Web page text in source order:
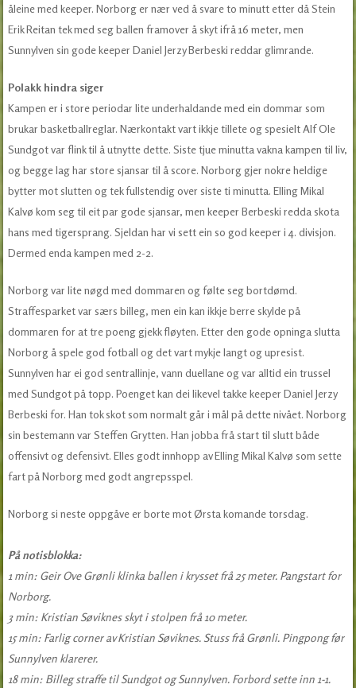
åleine med keeper. Norborg er nær ved å svare to minutt etter då Stein
Erik Reitan tek med seg ballen framover å skyt ifrå 16 meter, men
Sunnylven sin gode keeper Daniel Jerzy Berbeski reddar glimrande.
Polakk hindra siger
Kampen er i store periodar lite underhaldande med ein dommar som
brukar basketballreglar. Nærkontakt vart ikkje tillete og spesielt Alf Ole
Sundgot var flink til å utnytte dette. Siste tjue minutta vakna kampen til liv,
og begge lag har store sjansar til å score. Norborg gjer nokre heldige
bytter mot slutten og tek fullstendig over siste ti minutta. Elling Mikal
Kalvø kom seg til eit par gode sjansar, men keeper Berbeski redda skota
hans med tigersprang. Sjeldan har vi sett ein so god keeper i 4. divisjon.
Dermed enda kampen med 2-2.
Norborg var lite nøgd med dommaren og følte seg bortdømd.
Straffesparket var særs billeg, men ein kan ikkje berre skylde på
dommaren for at tre poeng gjekk fløyten. Etter den gode opninga slutta
Norborg å spele god fotball og det vart mykje langt og upresist.
Sunnylven har ei god sentrallinje, vann duellane og var alltid ein trussel
med Sundgot på topp. Poenget kan dei likevel takke keeper Daniel Jerzy
Berbeski for. Han tok skot som normalt går i mål på dette nivået. Norborg
sin bestemann var Steffen Grytten. Han jobba frå start til slutt både
offensivt og defensivt. Elles godt innhopp av Elling Mikal Kalvø som sette
fart på Norborg med godt angrepsspel.
Norborg si neste oppgåve er borte mot Ørsta komande torsdag.
På notisblokka:
1 min: Geir Ove Grønli klinka ballen i krysset frå 25 meter. Pangstart for
Norborg.
3 min: Kristian Søviknes skyt i stolpen frå 10 meter.
15 min: Farlig corner av Kristian Søviknes. Stuss frå Grønli. Pingpong før
Sunnylven klarerer.
18 min: Billeg straffe til Sundgot og Sunnylven. Forbord sette inn 1-1.